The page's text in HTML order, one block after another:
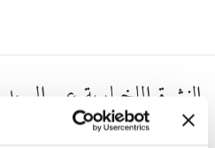
النشرة الإخبارية عبر البريد
اشترك في النشرة الإخبارية لدينا